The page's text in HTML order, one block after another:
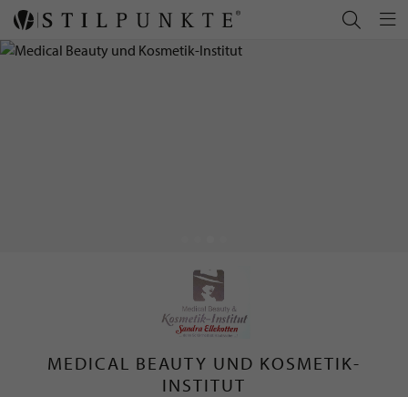
MEDICAL BEAUTY UND KOSMETIK-
INSTITUT